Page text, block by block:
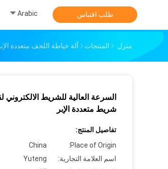
Arabic طلب اقتباس
منزل المنتجات آلة خياطة اللحف متعددة
السرعة العالية للشريط الالكتروني
شريط متعددة الإبر
تفاصيل المنتج:
Place of Origin:
China
اسم العلامة التجارية:
Yuteng